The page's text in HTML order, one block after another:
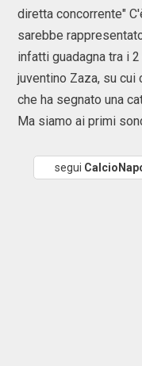
diretta concorrente"
sarebbe
infatti guadagna tra i
juventino Zaza, su
che ha segnato una
Ma siamo ai primi
segui